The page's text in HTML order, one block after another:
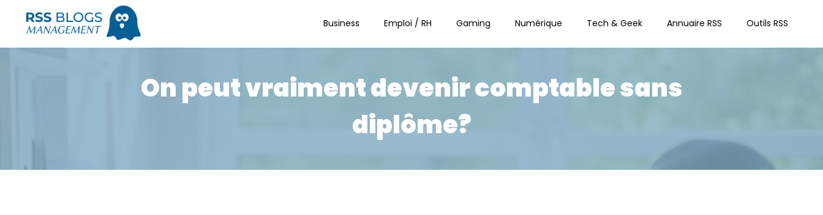
Business Emploi / RH Gaming Numérique Tech & Geek Annuaire RSS Outils RSS
On peut vraiment devenir comptable sans
diplôme?